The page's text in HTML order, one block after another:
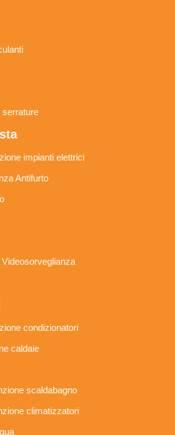
serrature
impianti elettrici
Antifurto
condizionatori
caldaie
scaldabagno
climatizzatori